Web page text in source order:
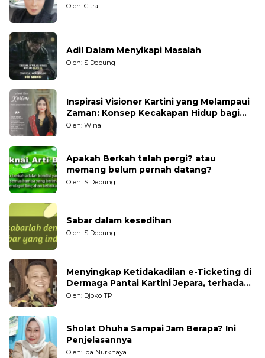
Oleh: Citra
Adil Dalam Menyikapi Masalah
Oleh: S Depung
Inspirasi Visioner Kartini yang Melampaui
Zaman: Konsep Kecakapan Hidup bagi
Generasi Muda
Oleh: Wina
Apakah Berkah telah pergi? atau
memang belum pernah datang?
Oleh: S Depung
Sabar dalam kesedihan
Oleh: S Depung
Menyingkap Ketidakadilan e-Ticketing di
Dermaga Pantai Kartini Jepara, terhadap
Nelayan Tradisional
Oleh: Djoko TP
Sholat Dhuha Sampai Jam Berapa? Ini
Penjelasannya
Oleh: Ida Nurkhaya